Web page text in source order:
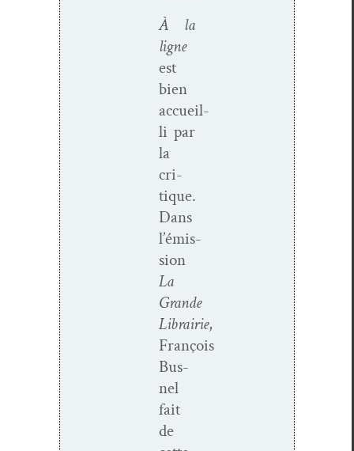
À la
ligne
est
bien
accueil­
li par
la
cri­
tique.
Dans
l’émis­
sion
La
Grande
Librairie,
François
Bus­
nel
fait
de